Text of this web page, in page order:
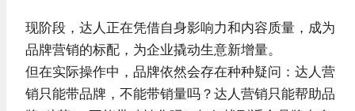
现阶段，达人正在凭借自身影响力和内容质量，成为
品牌营销的标配，为企业撬动生意新增量。
但在实际操作中，品牌依然会存在种种疑问：达人营
销只能带品牌，不能带销量吗？达人营销只能帮助品